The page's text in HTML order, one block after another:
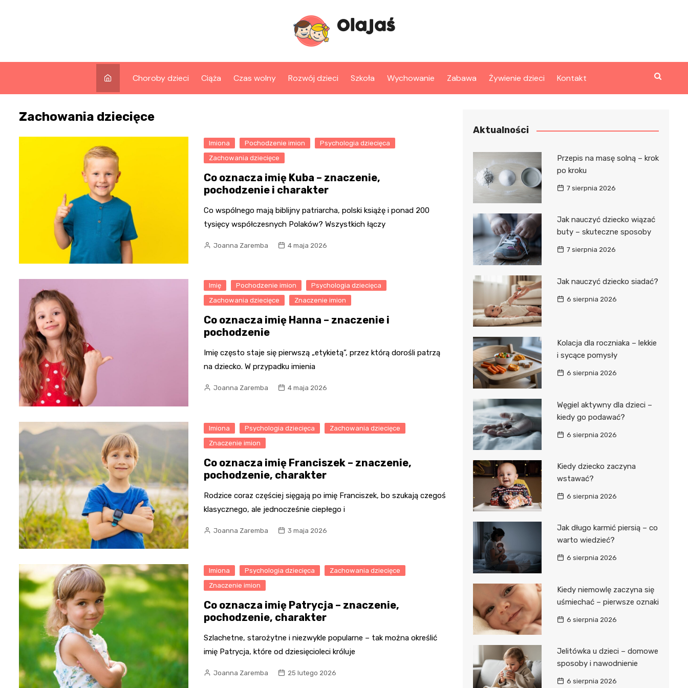
Choroby dzieci Ciąża Czas wolny Rozwój dzieci Szkoła Wychowanie Zabawa Żywienie dzieci Kontakt
Zachowania dziecięce
Imiona Pochodzenie imion
Psychologia dziecięca
Zachowania dziecięce
Co oznacza imię Kuba – znaczenie,
pochodzenie i charakter
Co wspólnego mają biblijny patriarcha, polski książę i ponad 200
tysięcy współczesnych Polaków? Wszystkich łączy
Joanna Zaremba 4 maja 2026
Imię Pochodzenie imion
Psychologia dziecięca
Zachowania dziecięce
Znaczenie imion
Co oznacza imię Hanna – znaczenie i
pochodzenie
Imię często staje się pierwszą „etykietą”, przez którą dorośli patrzą
na dziecko. W przypadku imienia
Joanna Zaremba 4 maja 2026
Imiona Psychologia dziecięca
Zachowania dziecięce
Znaczenie imion
Co oznacza imię Franciszek – znaczenie,
pochodzenie, charakter
Rodzice coraz częściej sięgają po imię Franciszek, bo szukają czegoś
klasycznego, ale jednocześnie ciepłego i
Joanna Zaremba 3 maja 2026
Imiona Psychologia dziecięca
Zachowania dziecięce
Znaczenie imion
Co oznacza imię Patrycja – znaczenie,
pochodzenie, charakter
Szlachetne, starożytne i niezwykle popularne – tak można określić
imię Patrycja, które od dziesięcioleci króluje
Joanna Zaremba 25 lutego 2026
Aktualności
Przepis na masę solną – krok
po kroku
7 sierpnia 2026
Jak nauczyć dziecko wiązać
buty – skuteczne sposoby
7 sierpnia 2026
Jak nauczyć dziecko siadać?
6 sierpnia 2026
Kolacja dla roczniaka – lekkie
i sycące pomysły
6 sierpnia 2026
Węgiel aktywny dla dzieci –
kiedy go podawać?
6 sierpnia 2026
Kiedy dziecko zaczyna
wstawać?
6 sierpnia 2026
Jak długo karmić piersią – co
warto wiedzieć?
6 sierpnia 2026
Kiedy niemowlę zaczyna się
uśmiechać – pierwsze oznaki
6 sierpnia 2026
Jelitówka u dzieci – domowe
sposoby i nawodnienie
6 sierpnia 2026